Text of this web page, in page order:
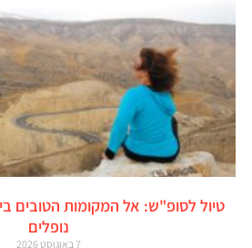
טיול לסופ"ש: אל המקומות הטובים
נופלים
7 באוגוסט 2026